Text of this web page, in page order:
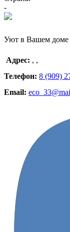
-
Уют в Вашем доме
Адрес: , ,
Телефон: 8 (909)
Email: